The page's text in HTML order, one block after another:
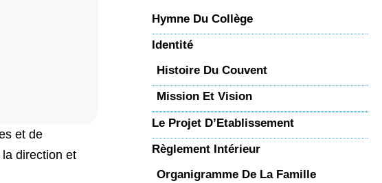
et de
direction et
Hymne Du Collège
Identité
Histoire Du Couvent
Mission Et Vision
Le Projet D’Etablissement
Règlement Intérieur
Organigramme De La Famille